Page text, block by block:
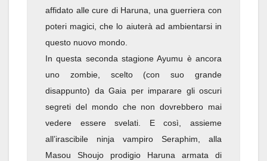
affidato alle cure di Haruna, una guerriera con
poteri magici, che lo aiuterà ad ambientarsi in
questo nuovo mondo.
In questa seconda stagione Ayumu è ancora
uno zombie, scelto (con suo grande
disappunto) da Gaia per imparare gli oscuri
segreti del mondo che non dovrebbero mai
vedere essere svelati. E così, assieme
all’irascibile ninja vampiro Seraphim, alla
Masou Shoujo prodigio Haruna armata di